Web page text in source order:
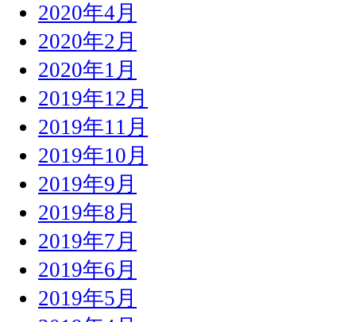
2020年4月
2020年2月
2020年1月
2019年12月
2019年11月
2019年10月
2019年9月
2019年8月
2019年7月
2019年6月
2019年5月